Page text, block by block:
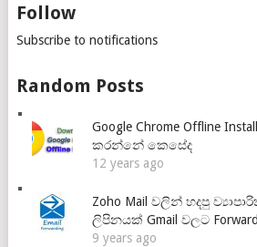
Follow
Subscribe to notifications
Random Posts
Google Chrome Offline
කරන්නේ කෙසේද
12 years ago
Zoho Mail වලින් හදපු
ලිපිනයක් Gmail වලට
9 years ago